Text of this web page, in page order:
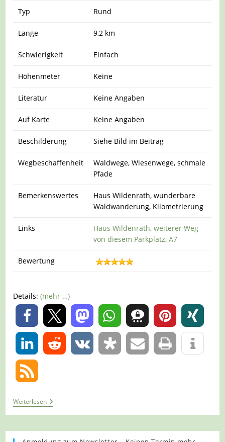
Typ Rund
Länge 9,2 km
Schwierigkeit Einfach
Höhenmeter Keine
Literatur Keine Angaben
Auf Karte Keine Angaben
Beschilderung Siehe Bild im Beitrag
Wegbeschaffenheit
Waldwege, Wiesenwege, schmale
Pfade
Bemerkenswertes
Haus Wildenrath, wunderbare
Waldwanderung, Kilometrierung
Links Haus Wildenrath,weiterer Weg
von diesem Parkplatz,A7
Bewertung
Details:(mehr …)
0
0
WeiterlesenTour
1017
–
Wildenrath